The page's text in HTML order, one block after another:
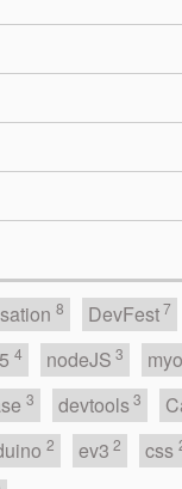
8 DevFest 7
4 nodeJS 3 myo
3 devtools 3
2 ev3 2 css